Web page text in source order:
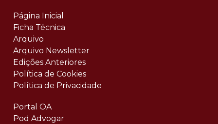
Página Inicial
Ficha Técnica
Arquivo
Arquivo Newsletter
Edições Anteriores
Política de Cookies
Política de Privacidade
Portal OA
Pod Advogar